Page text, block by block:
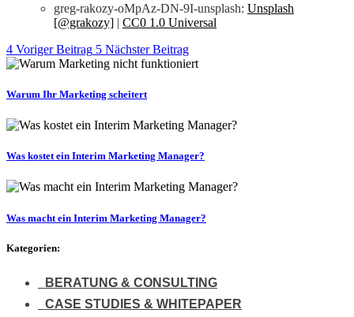
greg-rakozy-oMpAz-DN-9I-unsplash: Unsplash
[@grakozy] | CC0 1.0 Universal
Voriger Beitrag
Nächster Beitrag
Warum Ihr Marketing scheitert
Was kostet ein Interim Marketing Manager?
Was macht ein Interim Marketing Manager?
Kategorien:
BERATUNG & CONSULTING
CASE STUDIES & WHITEPAPER